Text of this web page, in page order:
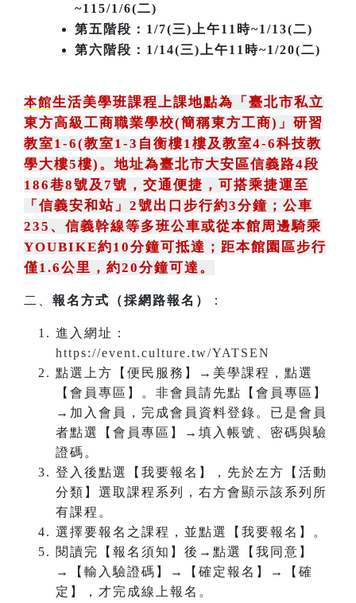
~115/1/6(二)
第五階段：1/7(三)上午11時~1/13(二)
第六階段：1/14(三)上午11時~1/20(二)
本館生活美學班課程上課地點為 「 臺北市私立
東方高級工商職業學校(簡稱東方工商) 」 研習
教室1-6(教室1-3自衡樓1樓及教室4-6科技教
學大樓5樓)。地址為臺北市大安區信義路4段
186巷8號及7號 ， 交通便捷，可搭乘捷運至
「信義安和站」2號出口步行約3分鐘 ； 公車
235 、 信義幹線等多班公車或從本館周邊騎乘
YOUBIKE約10分鐘可抵達；距本館園區步行
僅1.6公里，約20分鐘可達。
二、 報名方式（採網路報名） ：
進入網址：
https://event.culture.tw/YATSEN
點選上方【便民服務】→美學課程，點選
【會員專區】。非會員請先點【會員專區】
→加入會員，完成會員資料登錄。已是會員
者點選【會員專區】→填入帳號、密碼與驗
證碼。
登入後點選【我要報名】，先於左方【活動
分類】選取課程系列，右方會顯示該系列所
有課程。
選擇要報名之課程，並點選【我要報名】。
閱讀完【報名須知】後→點選【我同意】
→【輸入驗證碼】→【確定報名】→【確
定】，才完成線上報名。